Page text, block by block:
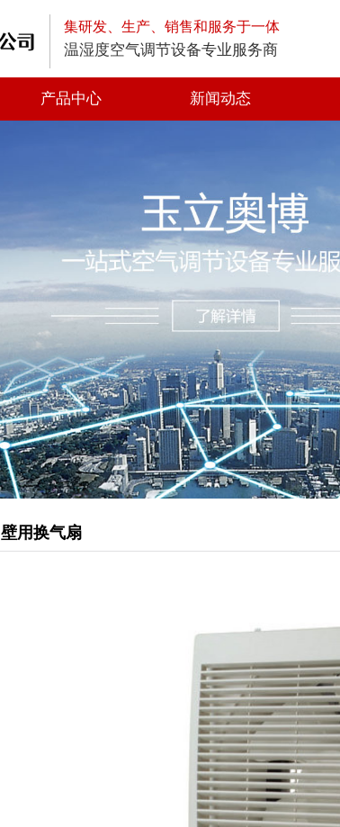
集研发、生产、销售和服务于一体
温湿度空气调节设备专业服务商
产品中心
一体式油烟净化器
光解油烟净化器
静电油烟净化器
轴流风机
方形管道风机
管道型新风机
松下静音送风机
柜式离心风机
排烟风机
新闻动态
壁用换气扇